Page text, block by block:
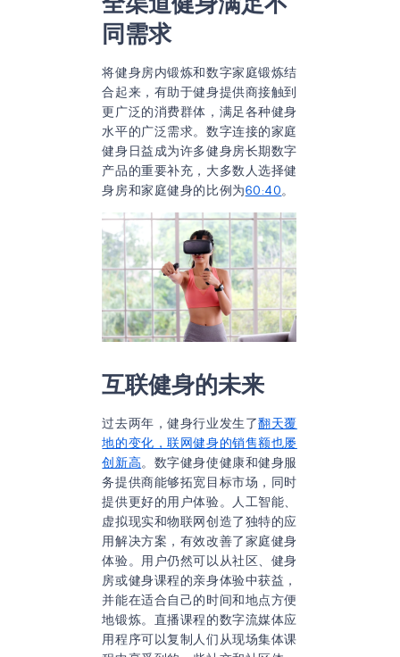
同需求
将健身房内锻炼和数字家庭锻炼结
合起来，有助于健身提供商接触到
更广泛的消费群体，满足各种健身
水平的广泛需求。数字连接的家庭
健身日益成为许多健身房长期数字
产品的重要补充，大多数人选择健
身房和家庭健身的比例为60:40。
互联健身的未来
过去两年，健身行业发生了翻天覆
地的变化，联网健身的销售额也屡
创新高。数字健身使健康和健身服
务提供商能够拓宽目标市场，同时
提供更好的用户体验。人工智能、
虚拟现实和物联网创造了独特的应
用解决方案，有效改善了家庭健身
体验。用户仍然可以从社区、健身
房或健身课程的亲身体验中获益，
并能在适合自己的时间和地点方便
地锻炼。直播课程的数字流媒体应
用程序可以复制人们从现场集体课